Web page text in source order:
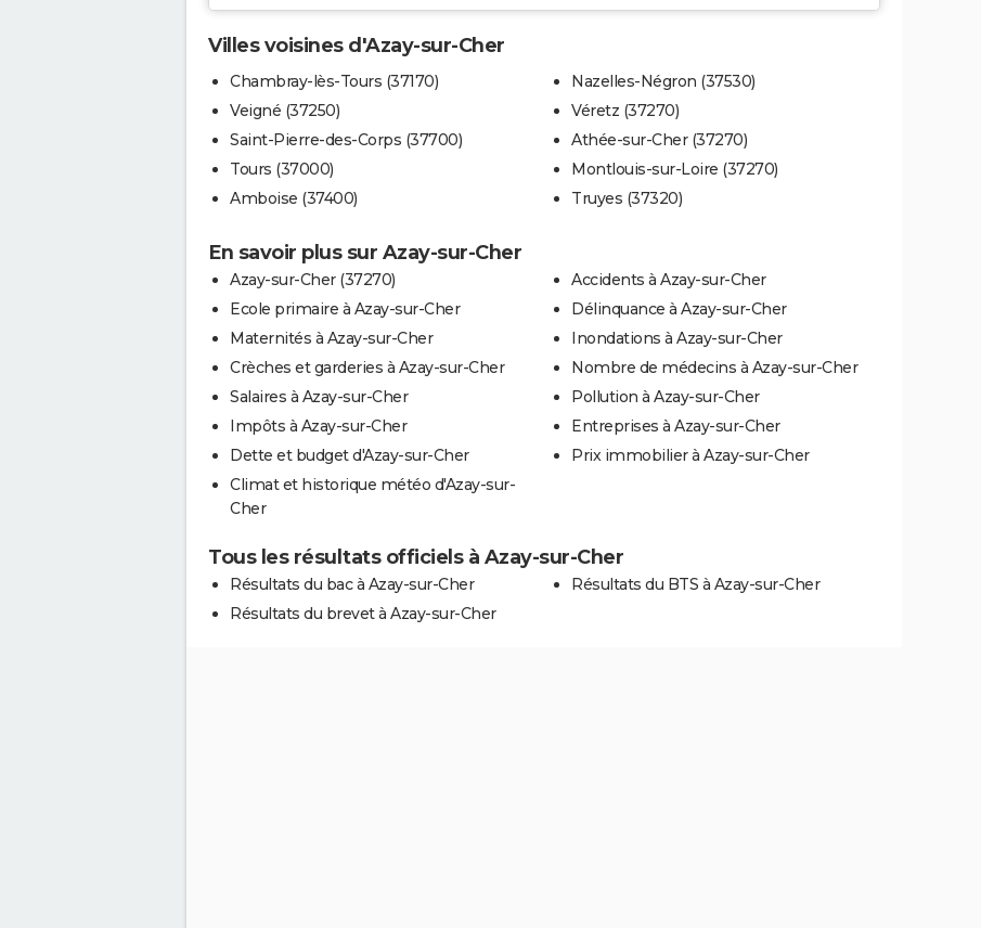
Villes voisines d'Azay-sur-Cher
Chambray-lès-Tours (37170)
Veigné (37250)
Saint-Pierre-des-Corps (37700)
Tours (37000)
Amboise (37400)
Nazelles-Négron (37530)
Véretz (37270)
Athée-sur-Cher (37270)
Montlouis-sur-Loire (37270)
Truyes (37320)
En savoir plus sur Azay-sur-Cher
Azay-sur-Cher (37270)
Ecole primaire à Azay-sur-Cher
Maternités à Azay-sur-Cher
Crèches et garderies à Azay-sur-Cher
Salaires à Azay-sur-Cher
Impôts à Azay-sur-Cher
Dette et budget d'Azay-sur-Cher
Climat et historique météo d'Azay-sur-
Cher
Accidents à Azay-sur-Cher
Délinquance à Azay-sur-Cher
Inondations à Azay-sur-Cher
Nombre de médecins à Azay-sur-Cher
Pollution à Azay-sur-Cher
Entreprises à Azay-sur-Cher
Prix immobilier à Azay-sur-Cher
Tous les résultats officiels à Azay-sur-Cher
Résultats du bac à Azay-sur-Cher
Résultats du brevet à Azay-sur-Cher
Résultats du BTS à Azay-sur-Cher